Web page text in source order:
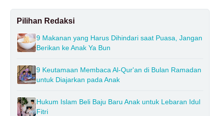
Pilihan Redaksi
9 Makanan yang Harus Dihindari saat Puasa, Jangan
Berikan ke Anak Ya Bun
9 Keutamaan Membaca Al-Qur'an di Bulan Ramadan
untuk Diajarkan pada Anak
Hukum Islam Beli Baju Baru Anak untuk Lebaran Idul
Fitri